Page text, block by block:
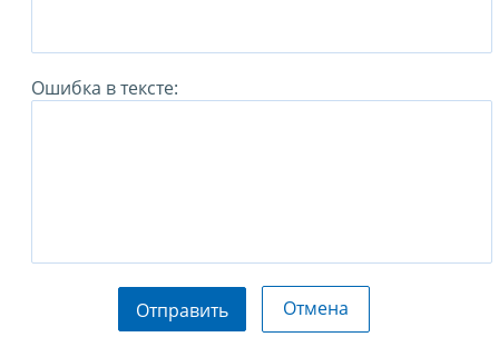
Ошибка в тексте:
Отправить Отмена